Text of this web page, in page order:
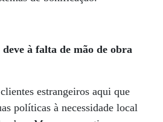
à falta de mão de obra
estrangeiros aqui que
políticas à necessidade local